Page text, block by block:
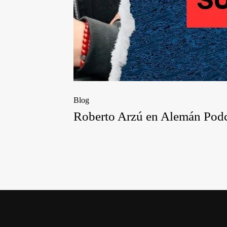
Blog
Roberto Arzú en Alemán